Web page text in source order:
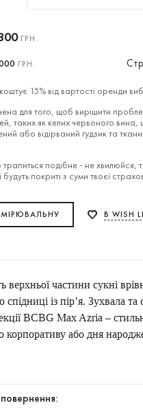
ГРН.
ГРН.
15% від вартості оренди
для того, щоб вирішити
таких як келих червоного
або відірваний гудзик та
подібне - не хвилюйся,
покриті з суми твоєї
В WISH
верхньої частини сукні
спідниці із пір’я. Зухвала
BCBG Max Azria –
корпоративу або дня